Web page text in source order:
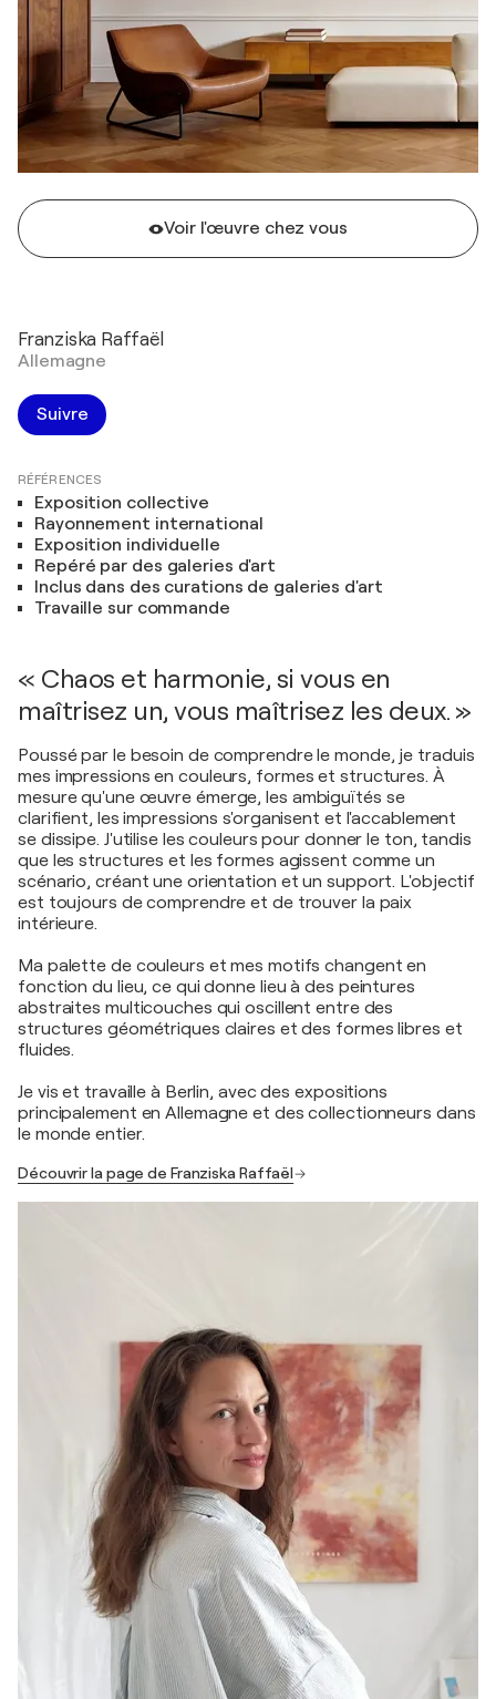
Voir l'œuvre chez vous
Franziska Raffaël
Allemagne
Suivre
RÉFÉRENCES
Exposition collective
Rayonnement international
Exposition individuelle
Repéré par des galeries d'art
Inclus dans des curations de galeries d'art
Travaille sur commande
« Chaos et harmonie, si vous en
maîtrisez un, vous maîtrisez les deux. »
Poussé par le besoin de comprendre le monde, je traduis
mes impressions en couleurs, formes et structures. À
mesure qu'une œuvre émerge, les ambiguïtés se
clarifient, les impressions s'organisent et l'accablement
se dissipe. J'utilise les couleurs pour donner le ton, tandis
que les structures et les formes agissent comme un
scénario, créant une orientation et un support. L'objectif
est toujours de comprendre et de trouver la paix
intérieure.
Ma palette de couleurs et mes motifs changent en
fonction du lieu, ce qui donne lieu à des peintures
abstraites multicouches qui oscillent entre des
structures géométriques claires et des formes libres et
fluides.
Je vis et travaille à Berlin, avec des expositions
principalement en Allemagne et des collectionneurs dans
le monde entier.
Découvrir la page de Franziska Raffaël